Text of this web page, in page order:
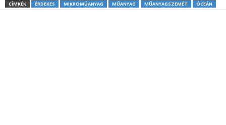
CÍMKÉK ÉRDEKES MIKROMŰANYAG MŰANYAG MŰANYAGSZEMÉT ÓCEÁN